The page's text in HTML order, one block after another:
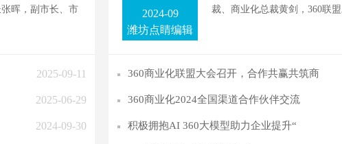
晖，副市长、市
2025-09-11
2025-06-29
2024-09-30
2024-09
潍坊点睛编辑
裁、商业化总裁黄剑，360联
360商业化联盟大会召开，合作共赢共筑商
360商业化2024全国渠道合作伙伴交流
积极拥抱AI 360大模型助力企业提升“